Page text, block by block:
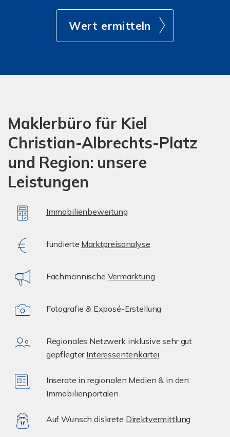
Wert ermitteln
Maklerbüro für Kiel
Christian-Albrechts-Platz
und Region: unsere
Leistungen
Immobilienbewertung
fundierte Marktpreisanalyse
Fachmännische Vermarktung
Fotografie & Exposé-Erstellung
Regionales Netzwerk inklusive sehr gut
gepflegter Interessentenkartei
Inserate in regionalen Medien & in den
Immobilienportalen
Auf Wunsch diskrete Direktvermittlung